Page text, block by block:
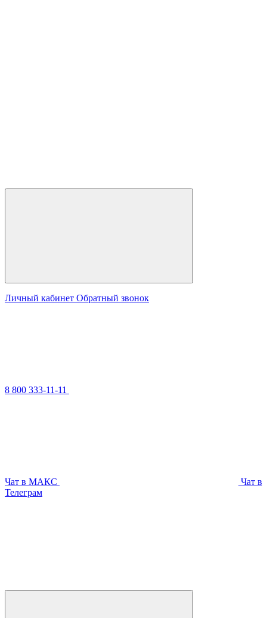
Личный кабинет Обратный звонок
8 800 333-11-11
Чат в МАКС
Чат в
Телеграм